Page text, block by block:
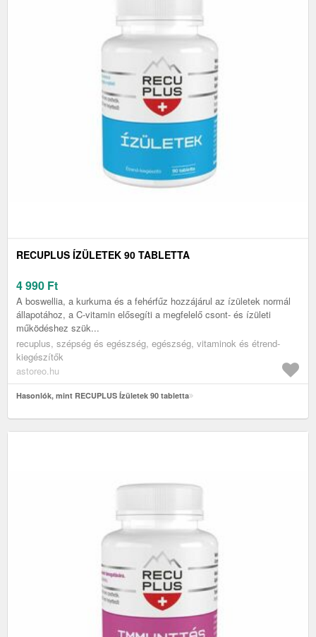
RECUPLUS ÍZÜLETEK 90 TABLETTA
4 990 Ft
A boswellia, a kurkuma és a fehérfűz hozzájárul az ízületek normál
állapotához, a C-vitamin elősegíti a megfelelő csont- és ízületi
működéshez szük...
recuplus, szépség és egészség, egészség, vitaminok és étrend-
kiegészítők
astoreo.hu
Hasonlók, mint RECUPLUS Ízületek 90 tabletta